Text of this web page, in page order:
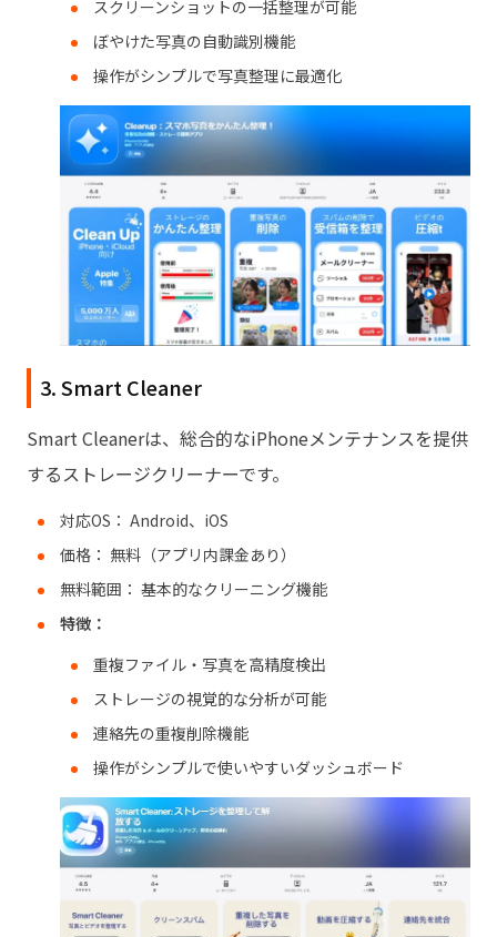
スクリーンショットの一括整理が可能
ぼやけた写真の自動識別機能
操作がシンプルで写真整理に最適化
3. Smart Cleaner
Smart Cleanerは、総合的なiPhoneメンテナンスを提供
するストレージクリーナーです。
対応OS： Android、iOS
価格： 無料（アプリ内課金あり）
無料範囲： 基本的なクリーニング機能
特徴：
重複ファイル・写真を高精度検出
ストレージの視覚的な分析が可能
連絡先の重複削除機能
操作がシンプルで使いやすいダッシュボード